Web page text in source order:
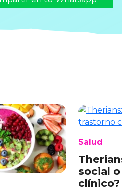
Salud
social
clínico?